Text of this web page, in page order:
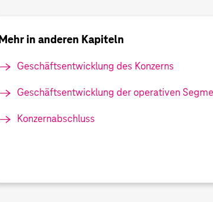
Mehr in anderen Kapiteln
Geschäftsentwicklung des Konzerns
Geschäftsentwicklung der operativen
Konzernabschluss